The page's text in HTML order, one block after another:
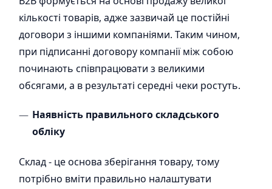
кількості товарів, адже зазвичай це постійні
договори з іншими компаніями. Таким чином,
при підписанні договору компанії між собою
починають співпрацювати з великими
обсягами, а в результаті середні чеки ростуть.
Наявність правильного складського
обліку
Склад - це основа зберігання товару, тому
потрібно вміти правильно налаштувати